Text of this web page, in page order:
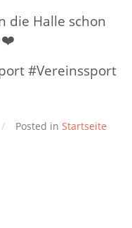
die Halle schon
❤️
#Vereinssport
/ Posted in Startseite